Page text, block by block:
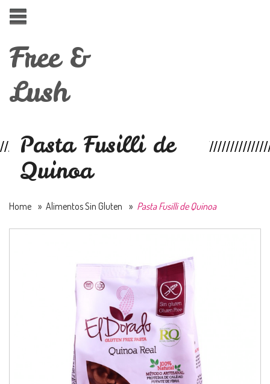
Free &
Lush
Pasta Fusilli de
Quinoa
Home » Alimentos Sin Gluten » Pasta Fusilli de Quinoa